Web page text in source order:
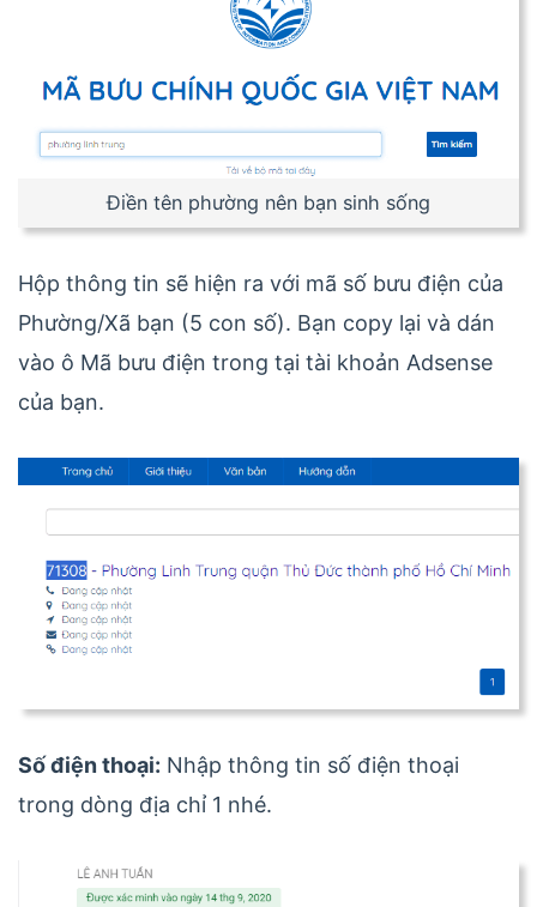
Điền tên phường nên bạn sinh sống
Hộp thông tin sẽ hiện ra với mã số bưu điện của
Phường/Xã bạn (5 con số). Bạn copy lại và dán
vào ô Mã bưu điện trong tại tài khoản Adsense
của bạn.
Số điện thoại: Nhập thông tin số điện thoại
trong dòng địa chỉ 1 nhé.